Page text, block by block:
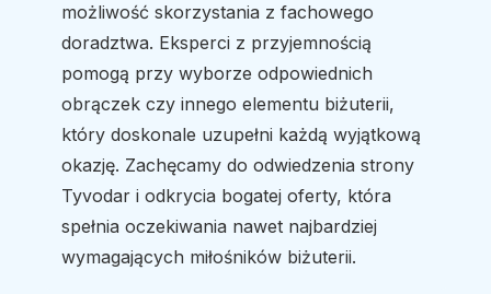
możliwość skorzystania z fachowego
doradztwa. Eksperci z przyjemnością
pomogą przy wyborze odpowiednich
obrączek czy innego elementu biżuterii,
który doskonale uzupełni każdą wyjątkową
okazję. Zachęcamy do odwiedzenia strony
Tyvodar i odkrycia bogatej oferty, która
spełnia oczekiwania nawet najbardziej
wymagających miłośników biżuterii.